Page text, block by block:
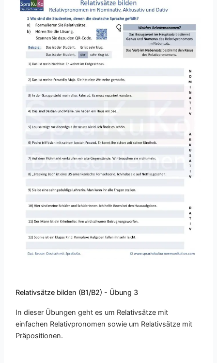
Relativsätze bilden (B1/B2) - Übung 3
In dieser Übungen geht es um Relativsätze mit
einfachen Relativpronomen sowie um Relativsätze mit
Präpositionen.